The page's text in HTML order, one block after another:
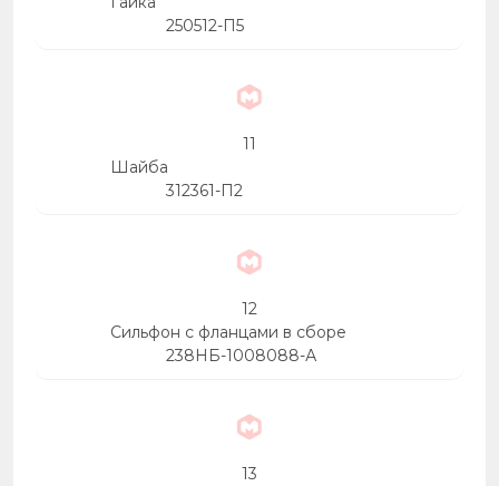
250512-П5
11
Шайба
312361-П2
12
Сильфон с фланцами в сборе
238НБ-1008088-А
13